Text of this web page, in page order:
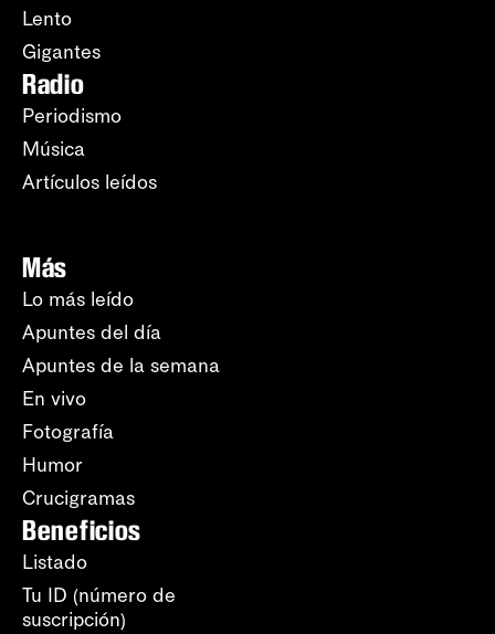
Lento
Gigantes
Radio
Periodismo
Música
Artículos leídos
Más
Lo más leído
Apuntes del día
Apuntes de la semana
En vivo
Fotografía
Humor
Crucigramas
Beneficios
Listado
Tu ID (número de
suscripción)